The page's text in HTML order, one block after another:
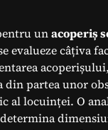
unacoperiș
evalueze câțiva
din partea unor
al locuinței. O